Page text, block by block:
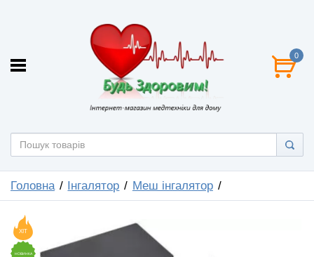
0
Головна Інгалятор Меш інгалятор
ХІТ
НОВИНКА